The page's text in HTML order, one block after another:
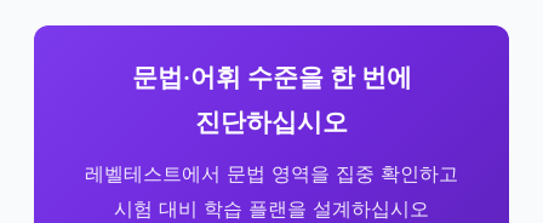
문법·어휘 수준을 한 번에
진단하십시오
레벨테스트에서 문법 영역을 집중 확인하고
시험 대비 학습 플랜을 설계하십시오